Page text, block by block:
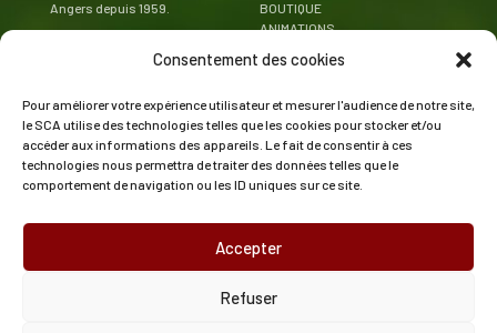
Consentement des cookies
Pour améliorer votre expérience utilisateur et mesurer l'audience de notre site,
le SCA utilise des technologies telles que les cookies pour stocker et/ou
accéder aux informations des appareils. Le fait de consentir à ces
technologies nous permettra de traiter des données telles que le
comportement de navigation ou les ID uniques sur ce site.
Accepter
Refuser
Angers depuis 1959.
BOUTIQUE
ANIMATIONS
CONTACT
CONTACT
Stade de la Baraterie
Rue Emmanuel Camus
49000 Angers
02 41 47 43 73
SUIVEZ LE SCA